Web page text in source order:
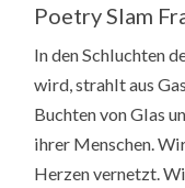
Poetry Slam
In den Schluchten
wird, strahlt aus
Buchten von Glas
ihrer Menschen.
Herzen vernetzt.